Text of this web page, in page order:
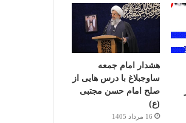
هشدار امام جمعه
ساوجبلاغ با درس هایی از
صلح امام حسن مجتبی
(ع)
16 مرداد 1405